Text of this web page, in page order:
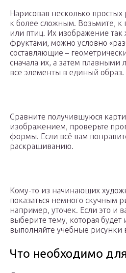
Нарисовав несколько
к более сложным. Возьмите,
или птиц. Их изображение так
фруктами, можно условно
составляющие –
сначала их, а затем плавными
все элементы в единый образ.
Сравните получившуюся
изображением, проверьте
формы. Если всё вам
раскрашиванию.
Кому-то из начинающих
показаться немного скучным
например, уточек. Если это и
выберите тему, которая будет
выполняйте учебные рисунки
Что необходимо